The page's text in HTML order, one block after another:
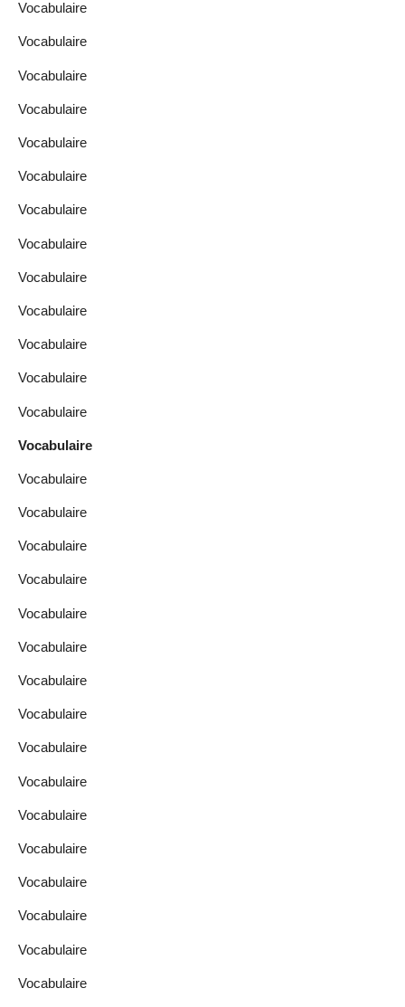
Vocabulaire
Vocabulaire
Vocabulaire
Vocabulaire
Vocabulaire
Vocabulaire
Vocabulaire
Vocabulaire
Vocabulaire
Vocabulaire
Vocabulaire
Vocabulaire
Vocabulaire
Vocabulaire
Vocabulaire
Vocabulaire
Vocabulaire
Vocabulaire
Vocabulaire
Vocabulaire
Vocabulaire
Vocabulaire
Vocabulaire
Vocabulaire
Vocabulaire
Vocabulaire
Vocabulaire
Vocabulaire
Vocabulaire
Vocabulaire